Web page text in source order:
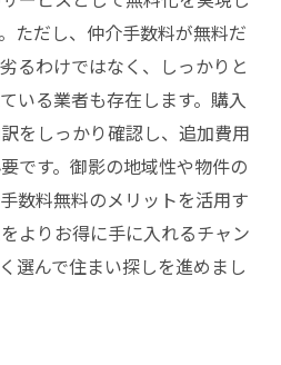
ただし、仲介手数料が無料だ
るわけではなく、しっかりと
いる業者も存在します。購入
をしっかり確認し、追加費用
です。御影の地域性や物件の
数料無料のメリットを活用す
よりお得に手に入れるチャン
選んで住まい探しを進めまし